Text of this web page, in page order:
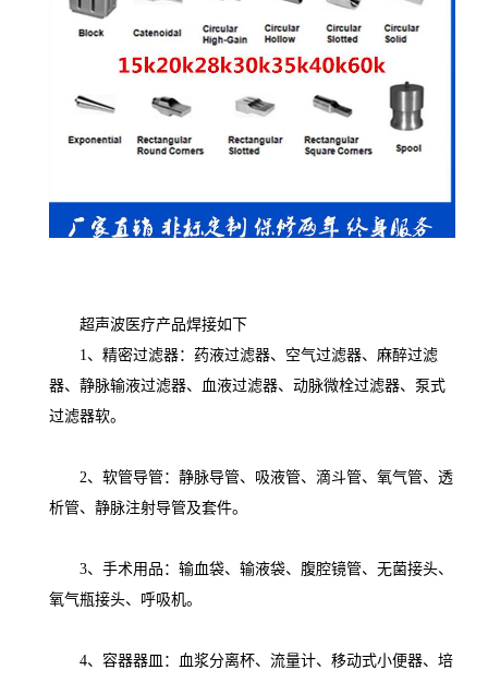
超声波医疗产品焊接如下
1、精密过滤器：药液过滤器、空气过滤器、麻醉过滤
器、静脉输液过滤器、血液过滤器、动脉微栓过滤器、泵式
过滤器软。
2、软管导管：静脉导管、吸液管、滴斗管、氧气管、透
析管、静脉注射导管及套件。
3、手术用品：输血袋、输液袋、腹腔镜管、无菌接头、
氧气瓶接头、呼吸机。
4、容器器皿：血浆分离杯、流量计、移动式小便器、培